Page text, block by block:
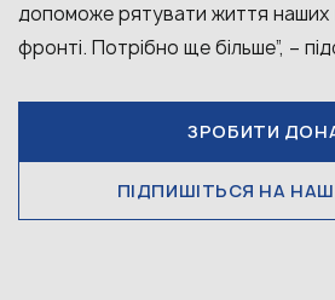
допоможе рятувати життя наших
фронті. Потрібно ще більше”, –
ЗРОБИТИ
ПІДПИШІТЬСЯ НА